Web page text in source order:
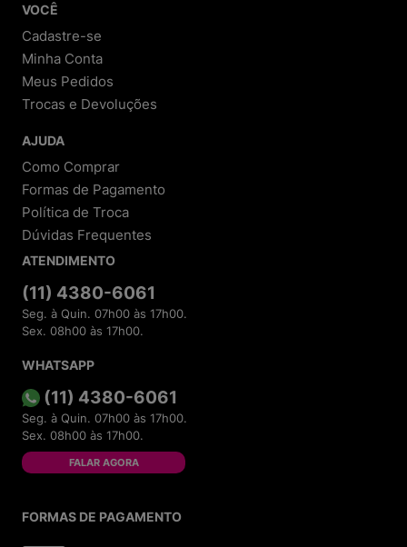
VOCÊ
Cadastre-se
Minha Conta
Meus Pedidos
Trocas e Devoluções
AJUDA
Como Comprar
Formas de Pagamento
Política de Troca
Dúvidas Frequentes
ATENDIMENTO
(11) 4380-6061
Seg. à Quin. 07h00 às 17h00.
Sex. 08h00 às 17h00.
WHATSAPP
(11) 4380-6061
Seg. à Quin. 07h00 às 17h00.
Sex. 08h00 às 17h00.
FALAR AGORA
FORMAS DE PAGAMENTO